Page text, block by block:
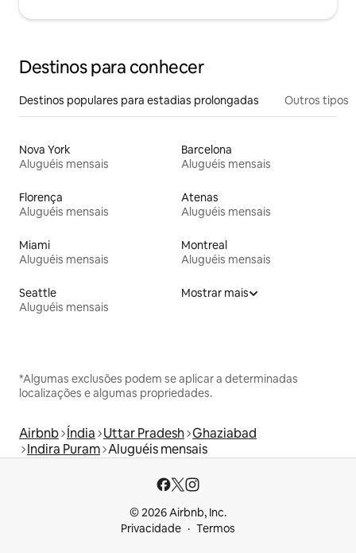
Destinos para conhecer
Destinos populares para estadias prolongadas Outros tipos
Nova York
Aluguéis mensais
Barcelona
Aluguéis mensais
Florença
Aluguéis mensais
Atenas
Aluguéis mensais
Miami
Aluguéis mensais
Montreal
Aluguéis mensais
Seattle
Aluguéis mensais
Mostrar mais
*Algumas exclusões podem se aplicar a determinadas
localizações e algumas propriedades.
Airbnb Índia Uttar Pradesh Ghaziabad
Indira Puram Aluguéis mensais
© 2026 Airbnb, Inc.
Privacidade
Termos